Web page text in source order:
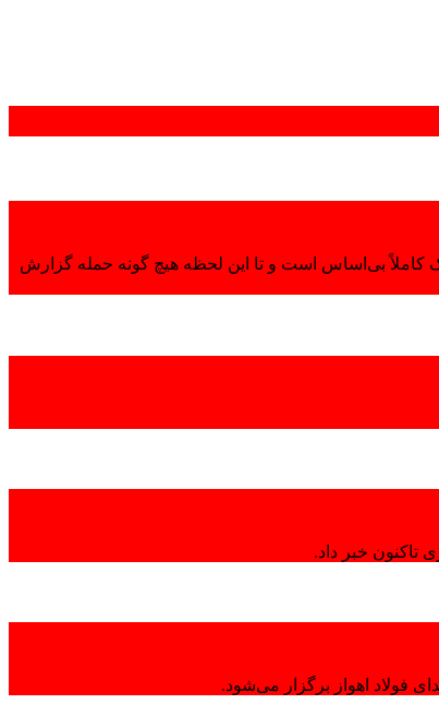
کاملاً بی‌اساس است و تا این لحظه هیچ گونه حمله گزارش
تاکنون خبر داد.
فولاد اهواز برگزار می‌شود.